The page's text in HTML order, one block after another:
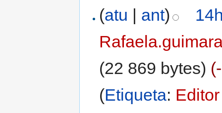
(atu | ant)
(22 869 bytes)
(Etiqueta: